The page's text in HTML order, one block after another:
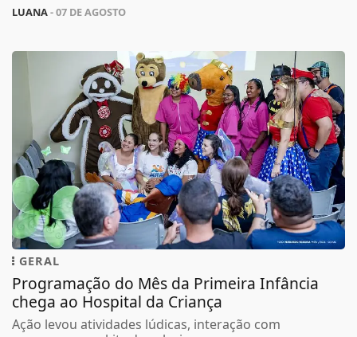
LUANA- 07 DE AGOSTO
GERAL
Programação do Mês da Primeira Infância
chega ao Hospital da Criança
Ação levou atividades lúdicas, interação com